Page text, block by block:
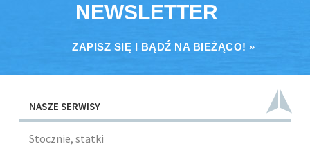
NEWSLETTER
ZAPISZ SIĘ I BĄDŹ NA BIEŻĄCO! »
NASZE SERWISY
Stocznie, statki